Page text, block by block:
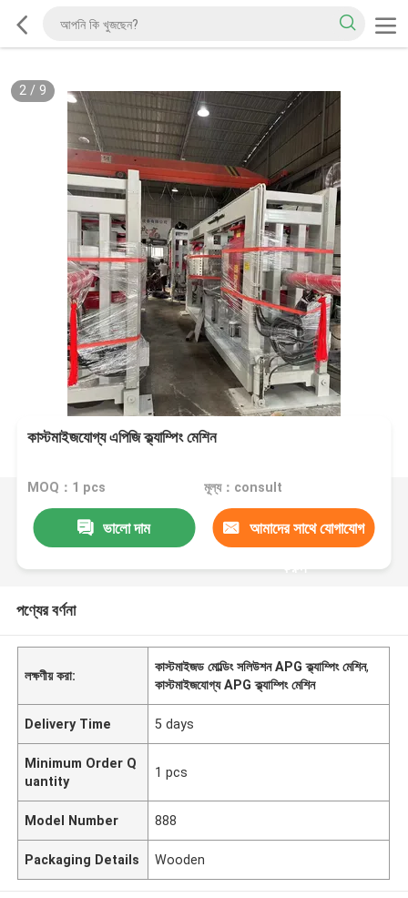
2/ 9
কাস্টমাইজযোগ্য এপিজি ক্ল্যাম্পিং মেশিন
MOQ：1 pcs মূল্য：consult
ভালো দাম আমাদের সাথে যোগাযোগ
করুন
পণ্যের বর্ণনা
লক্ষণীয় করা:
কাস্টমাইজড মোল্ডিং সলিউশন APG ক্ল্যাম্পিং মেশিন,
কাস্টমাইজযোগ্য APG ক্ল্যাম্পিং মেশিন
Delivery Time 5 days
Minimum Order Q
uantity
1 pcs
Model Number 888
Packaging Details Wooden